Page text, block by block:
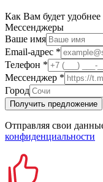
Как Вам будет удобнее
Мессенджеры
Ваше имя
Email-адрес *
Телефон *
Мессенджер *
Город
Получить предложение
Отправляя свои
конфиденциальности